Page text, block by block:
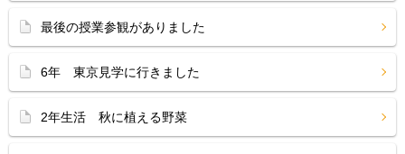
最後の授業参観がありました
6年 東京見学に行きました
2年生活 秋に植える野菜